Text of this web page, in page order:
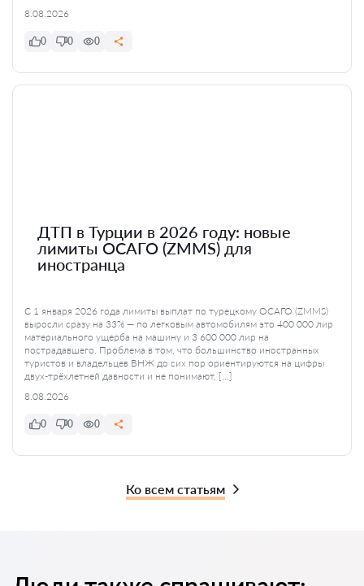
8.08.2026
0 0 0
ДТП в Турции в 2026 году: новые
лимиты ОСАГО (ZMMS) для
иностранца
С 1 января 2026 года лимиты выплат по турецкому ОСАГО (ZMMS)
выросли сразу на 33% — по легковым автомобилям это 400 000 лир
материального ущерба на машину и 3 600 000 лир на
пострадавшего. Проблема в том, что большинство иностранных
туристов и владельцев ВНЖ до сих пор ориентируются на цифры
двух-трёхлетней давности и не понимают, […]
8.08.2026
0 0 0
Ко всем статьям